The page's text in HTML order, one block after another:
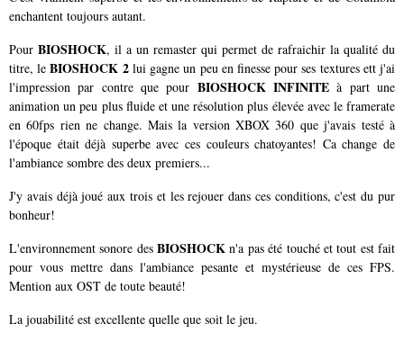
enchantent toujours autant.
Pour BIOSHOCK, il a un remaster qui permet de rafraichir la qualité du
titre, leBIOSHOCK 2lui gagne un peu en finesse pour ses textures ett j'ai
l'impression par contre que pour BIOSHOCK INFINITE à part une
animation un peu plus fluide et une résolution plus élevée avec le framerate
en 60fps rien ne change. Mais la version XBOX 360 que j'avais testé à
l'époque était déjà superbe avec ces couleurs chatoyantes! Ca change de
l'ambiance sombre des deux premiers...
J'y avais déjà joué aux trois et les rejouer dans ces conditions, c'est du pur
bonheur!
L'environnement sonore desBIOSHOCK n'a pas été touché et tout est fait
pour vous mettre dans l'ambiance pesante et mystérieuse de ces FPS.
Mention aux OST de toute beauté!
La jouabilité est excellente quelle que soit le jeu.